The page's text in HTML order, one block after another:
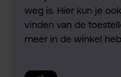
weg is. Hier kun je
vinden van de
meer in de winkel